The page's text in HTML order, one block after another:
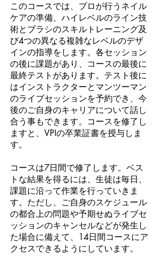
このコースでは、プロが行うネイル
ケアの準備、ハイレベルのライン技
術とブラシのスキルトレーニング及
び4つの異なる複雑なレベルのデザ
インの指導をします。各セッション
の後に課題があり、コースの最後に
最終テストがあります。テスト後に
はインストラクターとマンツーマン
のライブセッションを予約でき、今
後のご自身のキャリアについて話し
合う事もできます。コースを修了し
ますと、VPIの卒業証書を授与しま
す。
コースは7日間で修了します。ベス
トな結果を得るには、生徒は毎日、
課題に沿って作業を行っていきま
す。ただし、ご自身のスケジュール
の都合上の問題や予期せぬライブセ
ッションのキャンセルなどが発生し
た場合に備えて、14日間コースにア
クセスできるようにしています。